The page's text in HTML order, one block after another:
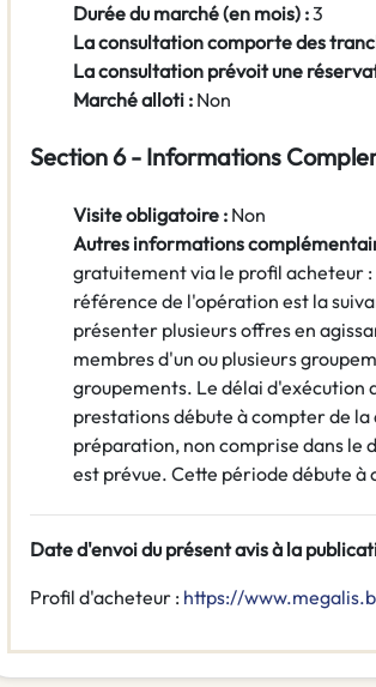
Durée du marché (en mois) :3
La consultation comporte des
La consultation prévoit une
Marché alloti : Non
Section 6 - Informations
Visite obligatoire : Non
Autres informations
gratuitement via le profil acheteur
référence de l'opération est la
présenter plusieurs offres en
membres d'un ou plusieurs
groupements. Le délai d'exécution
prestations débute à compter de
préparation, non comprise dans le
est prévue. Cette période débute
Date d'envoi du présent avis à la
Profil d'acheteur : https://